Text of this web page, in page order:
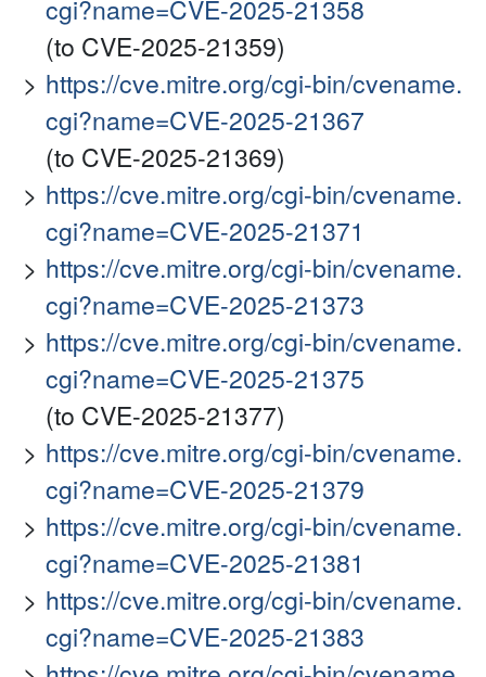
cgi?name=CVE-2025-21358
(to CVE-2025-21359)
https://cve.mitre.org/cgi-bin/cvename.
cgi?name=CVE-2025-21367
(to CVE-2025-21369)
https://cve.mitre.org/cgi-bin/cvename.
cgi?name=CVE-2025-21371
https://cve.mitre.org/cgi-bin/cvename.
cgi?name=CVE-2025-21373
https://cve.mitre.org/cgi-bin/cvename.
cgi?name=CVE-2025-21375
(to CVE-2025-21377)
https://cve.mitre.org/cgi-bin/cvename.
cgi?name=CVE-2025-21379
https://cve.mitre.org/cgi-bin/cvename.
cgi?name=CVE-2025-21381
https://cve.mitre.org/cgi-bin/cvename.
cgi?name=CVE-2025-21383